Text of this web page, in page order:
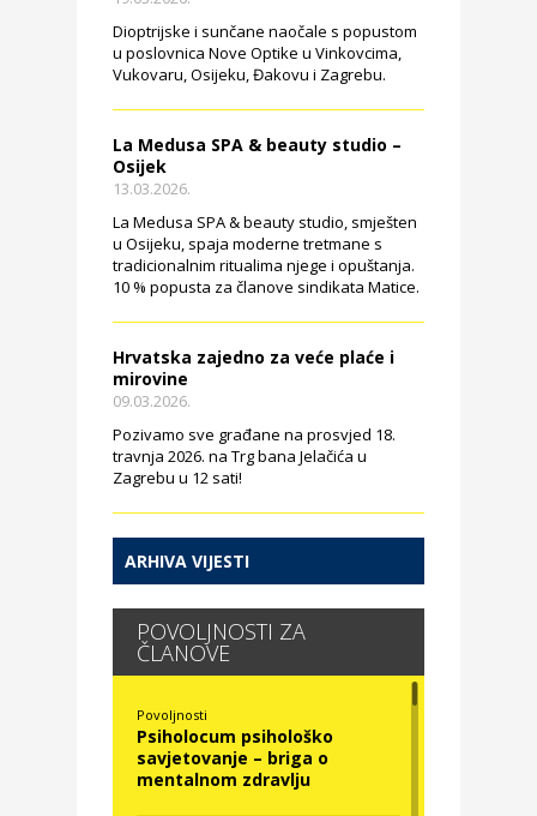
Dioptrijske i sunčane naočale s popustom
u poslovnica Nove Optike u Vinkovcima,
Vukovaru, Osijeku, Đakovu i Zagrebu.
La Medusa SPA & beauty studio –
Osijek
13.03.2026.
La Medusa SPA & beauty studio, smješten
u Osijeku, spaja moderne tretmane s
tradicionalnim ritualima njege i opuštanja.
10 % popusta za članove sindikata Matice.
Hrvatska zajedno za veće plaće i
mirovine
09.03.2026.
Pozivamo sve građane na prosvjed 18.
travnja 2026. na Trg bana Jelačića u
Zagrebu u 12 sati!
ARHIVA VIJESTI
POVOLJNOSTI ZA
ČLANOVE
Povoljnosti
Psiholocum psihološko
savjetovanje – briga o
mentalnom zdravlju